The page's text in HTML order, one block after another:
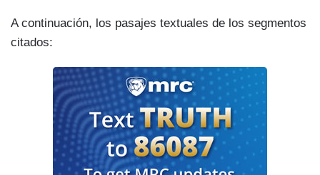
A continuación, los pasajes textuales de los segmentos
citados: